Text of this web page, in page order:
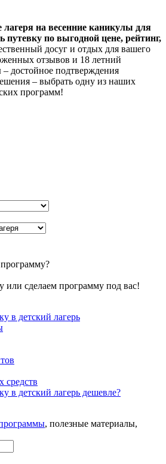
лагеря на весенние каникулы для
путевку по выгодной цене, рейтинг,
досуг и отдых для вашего
отзывов и 18 летний
достойное подтверждения
– выбрать одну из наших
программ!
или сделаем программу под вас!
в детский лагерь
средств
в детский лагерь дешевле?
, полезные материалы,